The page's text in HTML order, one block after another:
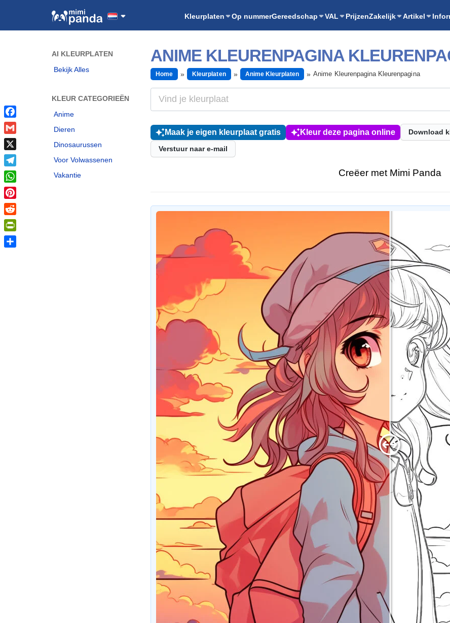
Kleurplaten Op nummerGereedschap VAL PrijzenZakelijk Artikel
AI KLEURPLATEN
Bekijk Alles
KLEUR CATEGORIEËN
Anime
Dieren
Dinosaurussen
Voor Volwassenen
Vakantie
ANIME KLEURENPAGINA
Home Kleurplaten Anime Kleurplaten Anime Kleurenpagina Kleurenpagina
Maak je eigen kleurplaat gratis Kleur deze pagina online Download
Verstuur naar e-mail
Creëer met Mimi Panda
Facebook
Gmail
X
Telegram
WhatsApp
Pinterest
Reddit
PrintFriendly